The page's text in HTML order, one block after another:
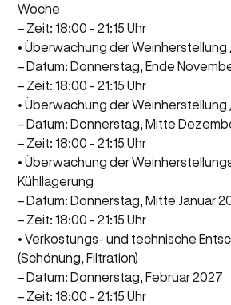
Woche
– Zeit: 18:00 - 21:15 Uhr
• Überwachung der
– Datum: Donnerstag, Ende
– Zeit: 18:00 - 21:15 Uhr
• Überwachung der
– Datum: Donnerstag, Mitte
– Zeit: 18:00 - 21:15 Uhr
• Überwachung der
Kühllagerung
– Datum: Donnerstag, Mitte Januar
– Zeit: 18:00 - 21:15 Uhr
• Verkostungs- und technische
(Schönung, Filtration)
– Datum: Donnerstag, Februar 2027
– Zeit: 18:00 - 21:15 Uhr